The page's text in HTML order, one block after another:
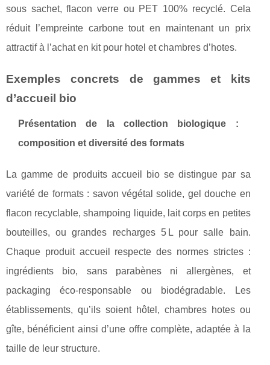
sous sachet, flacon verre ou PET 100% recyclé. Cela
réduit l’empreinte carbone tout en maintenant un prix
attractif à l’achat en kit pour hotel et chambres d’hotes.
Exemples concrets de gammes et kits
d’accueil bio
Présentation de la collection biologique :
composition et diversité des formats
La gamme de produits accueil bio se distingue par sa
variété de formats : savon végétal solide, gel douche en
flacon recyclable, shampoing liquide, lait corps en petites
bouteilles, ou grandes recharges 5 L pour salle bain.
Chaque produit accueil respecte des normes strictes :
ingrédients bio, sans parabènes ni allergènes, et
packaging éco-responsable ou biodégradable. Les
établissements, qu’ils soient hôtel, chambres hotes ou
gîte, bénéficient ainsi d’une offre complète, adaptée à la
taille de leur structure.